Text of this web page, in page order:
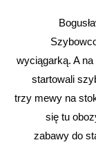
wyciągarką. A
startowali
trzy mewy na
się tu
zabawy do